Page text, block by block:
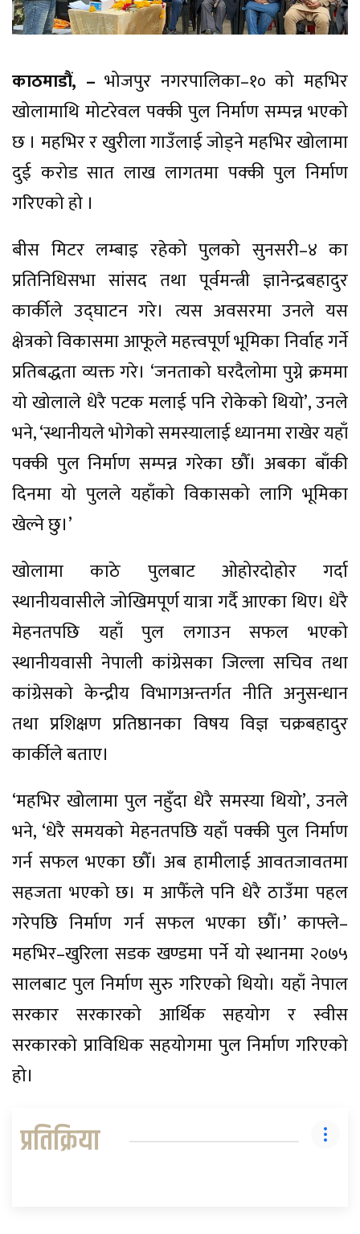
काठमाडौं, – भोजपुर नगरपालिका–१० को महभिर
खोलामाथि मोटरेवल पक्की पुल निर्माण सम्पन्न भएको
छ । महभिर र खुरीला गाउँलाई जोड्ने महभिर खोलामा
दुई करोड सात लाख लागतमा पक्की पुल निर्माण
गरिएको हो ।
बीस मिटर लम्बाइ रहेको पुलको सुनसरी–४ का
प्रतिनिधिसभा सांसद तथा पूर्वमन्त्री ज्ञानेन्द्रबहादुर
कार्कीले उद्घाटन गरे। त्यस अवसरमा उनले यस
क्षेत्रको विकासमा आफूले महत्त्वपूर्ण भूमिका निर्वाह गर्ने
प्रतिबद्धता व्यक्त गरे। ‘जनताको घरदैलोमा पुग्ने क्रममा
यो खोलाले धेरै पटक मलाई पनि रोकेको थियो’, उनले
भने, ‘स्थानीयले भोगेको समस्यालाई ध्यानमा राखेर यहाँ
पक्की पुल निर्माण सम्पन्न गरेका छौँ। अबका बाँकी
दिनमा यो पुलले यहाँको विकासको लागि भूमिका
खेल्ने छु।’
खोलामा काठे पुलबाट ओहोरदोहोर गर्दा
स्थानीयवासीले जोखिमपूर्ण यात्रा गर्दै आएका थिए। धेरै
मेहनतपछि यहाँ पुल लगाउन सफल भएको
स्थानीयवासी नेपाली कांग्रेसका जिल्ला सचिव तथा
कांग्रेसको केन्द्रीय विभागअन्तर्गत नीति अनुसन्धान
तथा प्रशिक्षण प्रतिष्ठानका विषय विज्ञ चक्रबहादुर
कार्कीले बताए।
‘महभिर खोलामा पुल नहुँदा धेरै समस्या थियो’, उनले
भने, ‘धेरै समयको मेहनतपछि यहाँ पक्की पुल निर्माण
गर्न सफल भएका छौँ। अब हामीलाई आवतजावतमा
सहजता भएको छ। म आफैँले पनि धेरै ठाउँमा पहल
गरेपछि निर्माण गर्न सफल भएका छौँ।’ काफ्ले–
महभिर–खुरिला सडक खण्डमा पर्ने यो स्थानमा २०७५
सालबाट पुल निर्माण सुरु गरिएको थियो। यहाँ नेपाल
सरकार सरकारको आर्थिक सहयोग र स्वीस
सरकारको प्राविधिक सहयोगमा पुल निर्माण गरिएको
हो।
प्रतिक्रिया